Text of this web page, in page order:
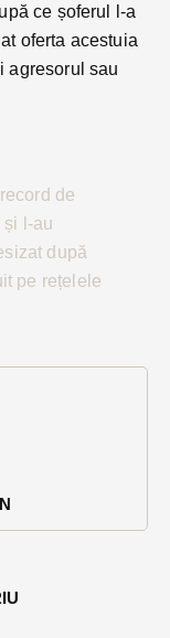
ce șoferul l-a
oferta acestuia
agresorul sau
de
și l-au
după
pe rețelele